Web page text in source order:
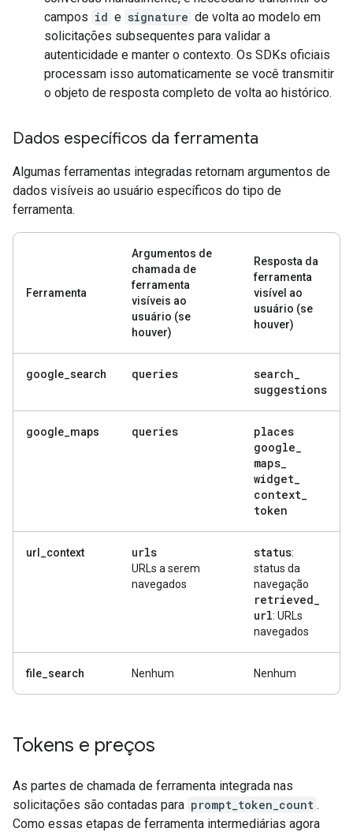
campos id e signature de volta ao modelo em
solicitações subsequentes para validar a
autenticidade e manter o contexto. Os SDKs oficiais
processam isso automaticamente se você transmitir
o objeto de resposta completo de volta ao histórico.
Dados específicos da ferramenta
Algumas ferramentas integradas retornam argumentos de
dados visíveis ao usuário específicos do tipo de
ferramenta.
Ferramenta
Argumentos de
chamada de
ferramenta
visíveis ao
usuário (se
houver)
Resposta da
ferramenta
visível ao
usuário (se
houver)
google_search queries search_
suggestions
google_maps queries
places
google_
maps_
widget_
context_
token
url_context urls
URLs a serem
navegados
status:
status da
navegação
retrieved_
url: URLs
navegados
file_search Nenhum Nenhum
Tokens e preços
As partes de chamada de ferramenta integrada nas
solicitações são contadas para prompt_token_count .
Como essas etapas de ferramenta intermediárias agora